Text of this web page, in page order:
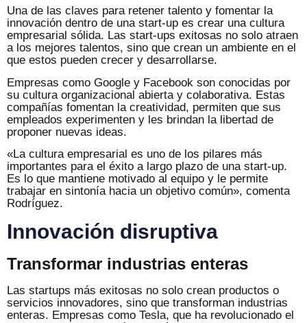
Una de las claves para retener talento y fomentar la
innovación dentro de una start-up es crear una cultura
empresarial sólida. Las start-ups exitosas no solo atraen
a los mejores talentos, sino que crean un ambiente en el
que estos pueden crecer y desarrollarse.
Empresas como Google y Facebook son conocidas por
su cultura organizacional abierta y colaborativa. Estas
compañías fomentan la creatividad, permiten que sus
empleados experimenten y les brindan la libertad de
proponer nuevas ideas.
«La cultura empresarial es uno de los pilares más
importantes para el éxito a largo plazo de una start-up.
Es lo que mantiene motivado al equipo y le permite
trabajar en sintonía hacia un objetivo común», comenta
Rodríguez.
Innovación disruptiva
Transformar industrias enteras
Las startups más exitosas no solo crean productos o
servicios innovadores, sino que transforman industrias
enteras. Empresas como Tesla, que ha revolucionado el